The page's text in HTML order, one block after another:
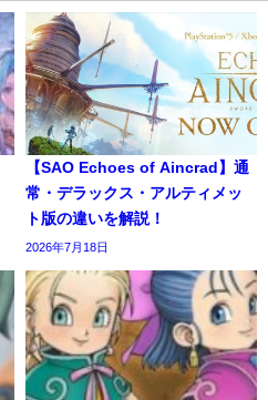
【SAO Echoes of Aincrad】通
常・デラックス・アルティメッ
ト版の違いを解説！
2026年7月18日